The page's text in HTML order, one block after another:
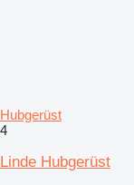
Hubgerüst
4
Linde Hubgerüst